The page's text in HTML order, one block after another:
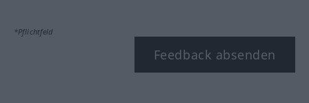
*Pflichtfeld
Feedback absenden